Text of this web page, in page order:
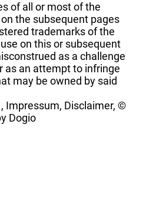
of all or most of the
the subsequent pages
trademarks of the
on this or subsequent
as a challenge
as an attempt to infringe
may be owned by said
, Impressum, Disclaimer, ©
Dogio